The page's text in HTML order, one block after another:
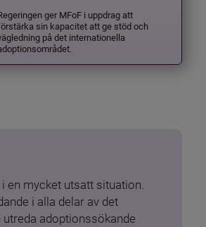
ger MFoF i uppdrag att
sin kapacitet att ge stöd och
på det internationella
en mycket utsatt situation.
i alla delar av det
adoptionssökande